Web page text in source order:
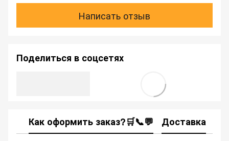
Написать отзыв
Поделиться в соцсетях
Как оформить заказ?🛒📞💬 Доставка